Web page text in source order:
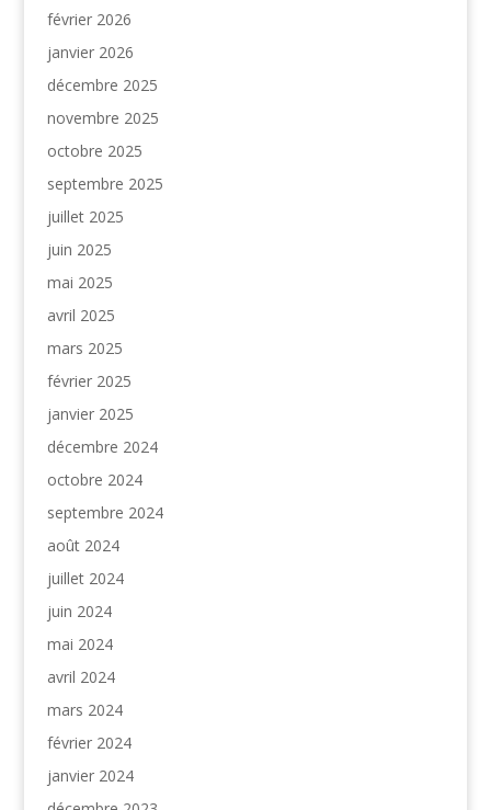
février 2026
janvier 2026
décembre 2025
novembre 2025
octobre 2025
septembre 2025
juillet 2025
juin 2025
mai 2025
avril 2025
mars 2025
février 2025
janvier 2025
décembre 2024
octobre 2024
septembre 2024
août 2024
juillet 2024
juin 2024
mai 2024
avril 2024
mars 2024
février 2024
janvier 2024